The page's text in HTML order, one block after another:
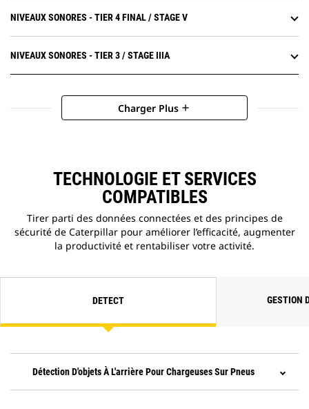
NIVEAUX SONORES - TIER 4 FINAL / STAGE V
NIVEAUX SONORES - TIER 3 / STAGE IIIA
Charger Plus add
TECHNOLOGIE ET SERVICES
COMPATIBLES
Tirer parti des données connectées et des principes de
sécurité de Caterpillar pour améliorer l’efficacité, augmenter
la productivité et rentabiliser votre activité.
DETECT GESTION
Détection D'objets À L'arrière Pour Chargeuses Sur Pneus